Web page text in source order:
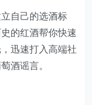
自己的选酒标
的红酒帮你快速
迅速打入高端社
酒谣言。